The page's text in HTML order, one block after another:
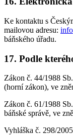
Ke kontaktu s
mailovou adresu:
báňského úřadu.
17. Podle
Zákon č. 44/1988
(horní zákon), ve
Zákon č. 61/1988
báňské správě, ve
Vyhláška č. 298/